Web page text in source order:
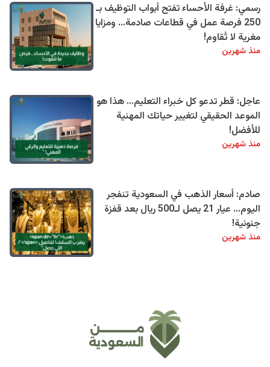
رسمي: غرفة الأحساء تفتح أبواب التوظيف بـ
250 فرصة عمل في قطاعات صادمة... ومزايا
مغرية لا تُقاوم!
منذ شهرين
عاجل: قطر تدعو كل خبراء التعليم… هذا هو
الموعد الحقيقي لتغيير حياتك المهنية
للأفضل!
منذ شهرين
صادم: أسعار الذهب في السعودية تنفجر
اليوم… عيار 21 يصل لـ500 ريال بعد قفزة
جنونية!
منذ شهرين